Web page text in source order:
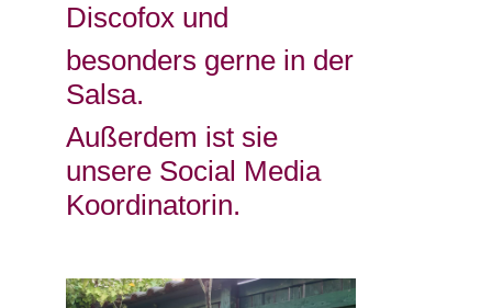
Discofox und
besonders gerne in der
Salsa.
Außerdem ist sie
unsere Social Media
Koordinatorin.